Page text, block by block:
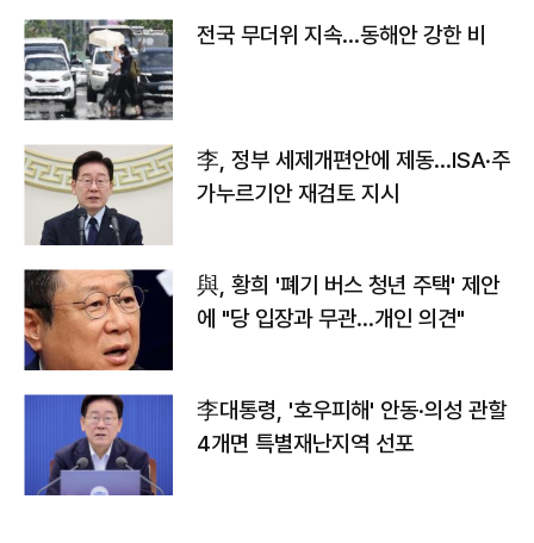
전국 무더위 지속…동해안 강한 비
李, 정부 세제개편안에 제동…ISA·주
가누르기안 재검토 지시
與, 황희 '폐기 버스 청년 주택' 제안
에 "당 입장과 무관…개인 의견"
李대통령, '호우피해' 안동·의성 관할
4개면 특별재난지역 선포